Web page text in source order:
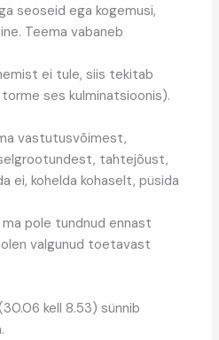
seoseid ega kogemusi,
Teema vabaneb
ei tule, siis tekitab
ses kulminatsioonis).
vastutusvõimest,
tahtejõust,
ei, kohelda kohaselt, püsida
pole tundnud ennast
valgunud toetavast
kell 8.53) sünnib